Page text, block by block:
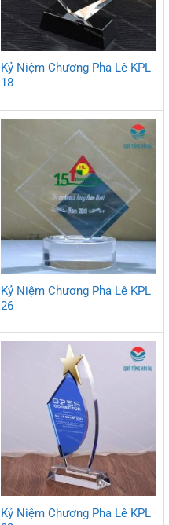
Kỷ Niệm Chương Pha Lê KPL
18
Kỷ Niệm Chương Pha Lê KPL
26
Kỷ Niệm Chương Pha Lê KPL